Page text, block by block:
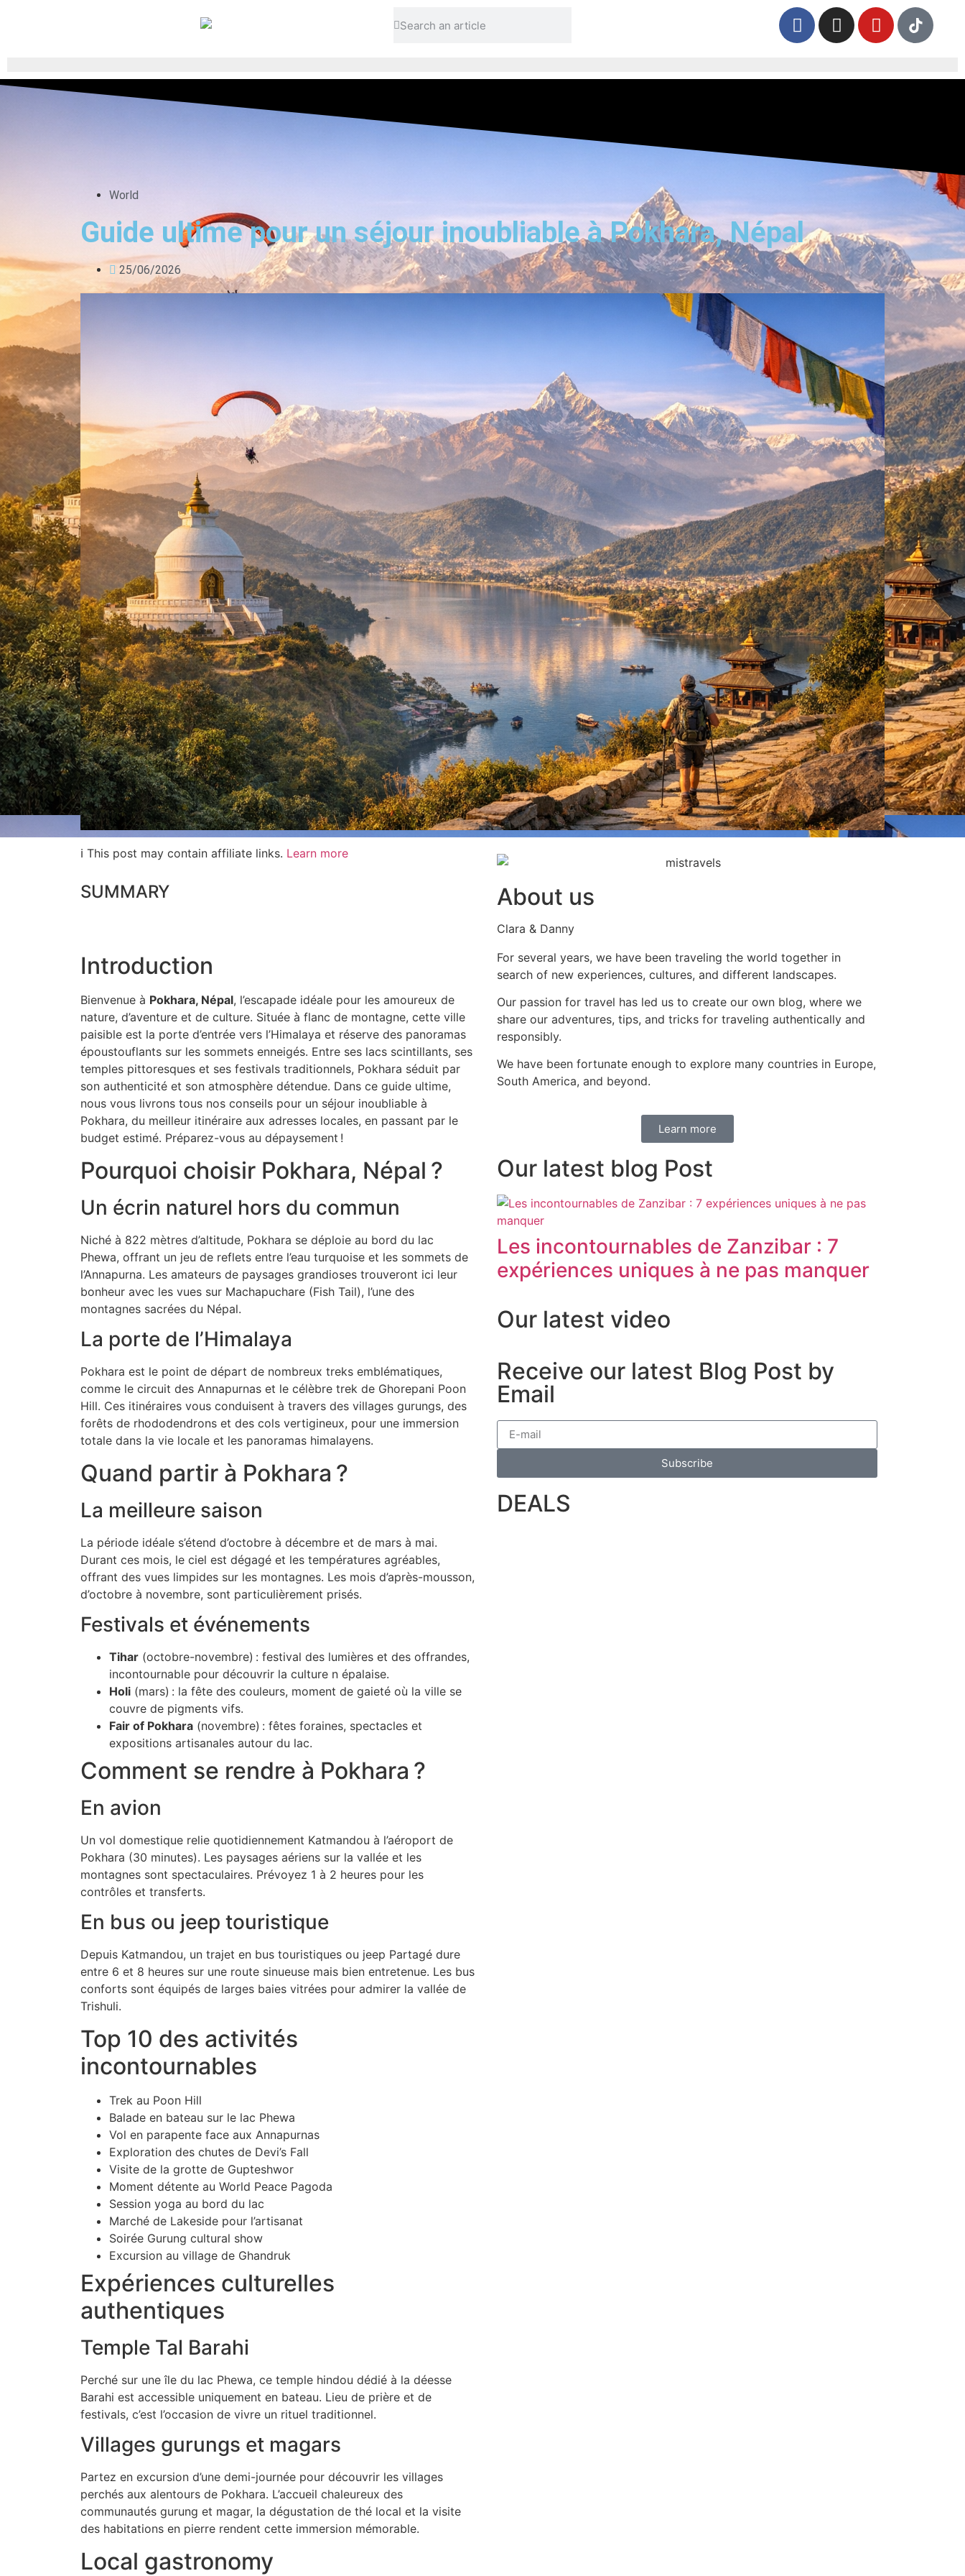
World
Guide ultime pour un séjour inoubliable à Pokhara, Népal
25/06/2026
ℹ This post may contain affiliate links. Learn more
SUMMARY
Introduction
Bienvenue à Pokhara, Népal, l’escapade idéale pour les amoureux de
nature, d’aventure et de culture. Située à flanc de montagne, cette ville
paisible est la porte d’entrée vers l’Himalaya et réserve des panoramas
époustouflants sur les sommets enneigés. Entre ses lacs scintillants, ses
temples pittoresques et ses festivals traditionnels, Pokhara séduit par
son authenticité et son atmosphère détendue. Dans ce guide ultime,
nous vous livrons tous nos conseils pour un séjour inoubliable à
Pokhara, du meilleur itinéraire aux adresses locales, en passant par le
budget estimé. Préparez-vous au dépaysement !
Pourquoi choisir Pokhara, Népal ?
Un écrin naturel hors du commun
Niché à 822 mètres d’altitude, Pokhara se déploie au bord du lac
Phewa, offrant un jeu de reflets entre l’eau turquoise et les sommets de
l’Annapurna. Les amateurs de paysages grandioses trouveront ici leur
bonheur avec les vues sur Machapuchare (Fish Tail), l’une des
montagnes sacrées du Népal.
La porte de l’Himalaya
Pokhara est le point de départ de nombreux treks emblématiques,
comme le circuit des Annapurnas et le célèbre trek de Ghorepani Poon
Hill. Ces itinéraires vous conduisent à travers des villages gurungs, des
forêts de rhododendrons et des cols vertigineux, pour une immersion
totale dans la vie locale et les panoramas himalayens.
Quand partir à Pokhara ?
La meilleure saison
La période idéale s’étend d’octobre à décembre et de mars à mai.
Durant ces mois, le ciel est dégagé et les températures agréables,
offrant des vues limpides sur les montagnes. Les mois d’après-mousson,
d’octobre à novembre, sont particulièrement prisés.
Festivals et événements
Tihar (octobre-novembre) : festival des lumières et des offrandes,
incontournable pour découvrir la culture n épalaise.
Holi (mars) : la fête des couleurs, moment de gaieté où la ville se
couvre de pigments vifs.
Fair of Pokhara (novembre) : fêtes foraines, spectacles et
expositions artisanales autour du lac.
Comment se rendre à Pokhara ?
En avion
Un vol domestique relie quotidiennement Katmandou à l’aéroport de
Pokhara (30 minutes). Les paysages aériens sur la vallée et les
montagnes sont spectaculaires. Prévoyez 1 à 2 heures pour les
contrôles et transferts.
En bus ou jeep touristique
Depuis Katmandou, un trajet en bus touristiques ou jeep Partagé dure
entre 6 et 8 heures sur une route sinueuse mais bien entretenue. Les bus
conforts sont équipés de larges baies vitrées pour admirer la vallée de
Trishuli.
Top 10 des activités
incontournables
Trek au Poon Hill
Balade en bateau sur le lac Phewa
Vol en parapente face aux Annapurnas
Exploration des chutes de Devi’s Fall
Visite de la grotte de Gupteshwor
Moment détente au World Peace Pagoda
Session yoga au bord du lac
Marché de Lakeside pour l’artisanat
Soirée Gurung cultural show
Excursion au village de Ghandruk
Expériences culturelles
authentiques
Temple Tal Barahi
Perché sur une île du lac Phewa, ce temple hindou dédié à la déesse
Barahi est accessible uniquement en bateau. Lieu de prière et de
festivals, c’est l’occasion de vivre un rituel traditionnel.
Villages gurungs et magars
Partez en excursion d’une demi-journée pour découvrir les villages
perchés aux alentours de Pokhara. L’accueil chaleureux des
communautés gurung et magar, la dégustation de thé local et la visite
des habitations en pierre rendent cette immersion mémorable.
Local gastronomy
About us
Clara & Danny
For several years, we have been traveling the world together in
search of new experiences, cultures, and different landscapes.
Our passion for travel has led us to create our own blog, where we
share our adventures, tips, and tricks for traveling authentically and
responsibly.
We have been fortunate enough to explore many countries in Europe,
South America, and beyond.
Learn more
Our latest blog Post
Les incontournables de Zanzibar : 7
expériences uniques à ne pas manquer
Our latest video
Receive our latest Blog Post by
Email
Subscribe
DEALS